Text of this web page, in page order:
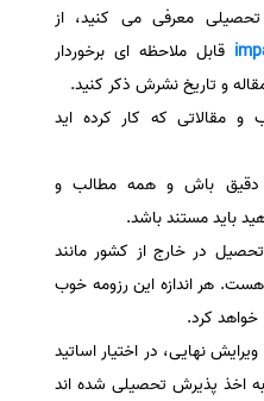
تحصیلی معرفی می کنید، از
قابل ملاحظه ای برخوردار
و تاریخ نشرش ذکر کنید.
و مقالاتی که کار کرده اید
دقیق باش و همه مطالب و
باید مستند باشد.
در خارج از کشور مانند
هست. هر اندازه این رزومه خوب
کرد.
نهایی،‌ در اختیار اساتید
اخذ پذیرش تحصیلی شده اند